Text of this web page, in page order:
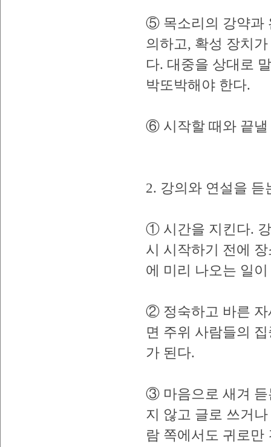
⑤ 목소리의 강약과
의하고, 확성 장치
다. 대중을 상대로
박또박해야 한다.
⑥ 시작할 때와 끝낼
2. 강의와 연설을 듣
① 시간을 지킨다.
시 시작하기 전에
에 미리 나오는 일
② 정숙하고 바른 자
면 주위 사람들의
가 된다.
③ 마음으로 새겨 듣
지 않고 글로 쓰거
람 쪽에서도 귀로만